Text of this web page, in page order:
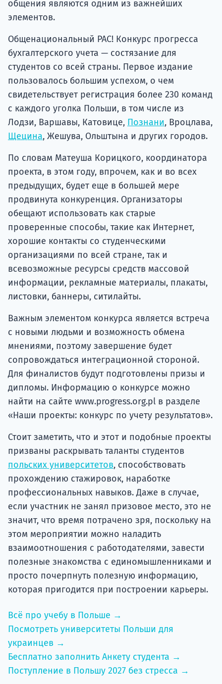
общения являются одним из важнейших
элементов.
Общенациональный PAC! Конкурс прогресса
бухгалтерского учета — состязание для
студентов со всей страны. Первое издание
пользовалось большим успехом, о чем
свидетельствует регистрация более 230 команд
с каждого уголка Польши, в том числе из
Лодзи, Варшавы, Катовице, Познани, Вроцлава,
Щецина, Жешува, Ольштына и других городов.
По словам Матеуша Корицкого, координатора
проекта, в этом году, впрочем, как и во всех
предыдущих, будет еще в большей мере
продвинута конкуренция. Организаторы
обещают использовать как старые
проверенные способы, такие как Интернет,
хорошие контакты со студенческими
организациями по всей стране, так и
всевозможные ресурсы средств массовой
информации, рекламные материалы, плакаты,
листовки, баннеры, ситилайты.
Важным элементом конкурса является встреча
с новыми людьми и возможность обмена
мнениями, поэтому завершение будет
сопровождаться интеграционной стороной.
Для финалистов будут подготовлены призы и
дипломы. Информацию о конкурсе можно
найти на сайте www.progress.org.pl в разделе
«Наши проекты: конкурс по учету результатов».
Стоит заметить, что и этот и подобные проекты
призваны раскрывать таланты студентов
польских университетов, способствовать
прохождению стажировок, наработке
профессиональных навыков. Даже в случае,
если участник не занял призовое место, это не
значит, что время потрачено зря, поскольку на
этом мероприятии можно наладить
взаимоотношения с работодателями, завести
полезные знакомства с единомышленниками и
просто почерпнуть полезную информацию,
которая пригодится при построении карьеры.
Всё про учебу в Польше →
Посмотреть университеты Польши для
украинцев →
Бесплатно заполнить Анкету студента →
Поступление в Польшу 2027 без стресса →